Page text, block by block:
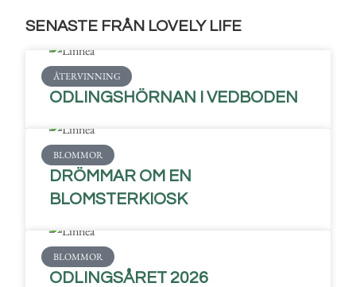
SENASTE FRÅN LOVELY LIFE
ÅTERVINNING
ODLINGSHÖRNAN I VEDBODEN
BLOMMOR
DRÖMMAR OM EN
BLOMSTERKIOSK
BLOMMOR
ODLINGSÅRET 2026